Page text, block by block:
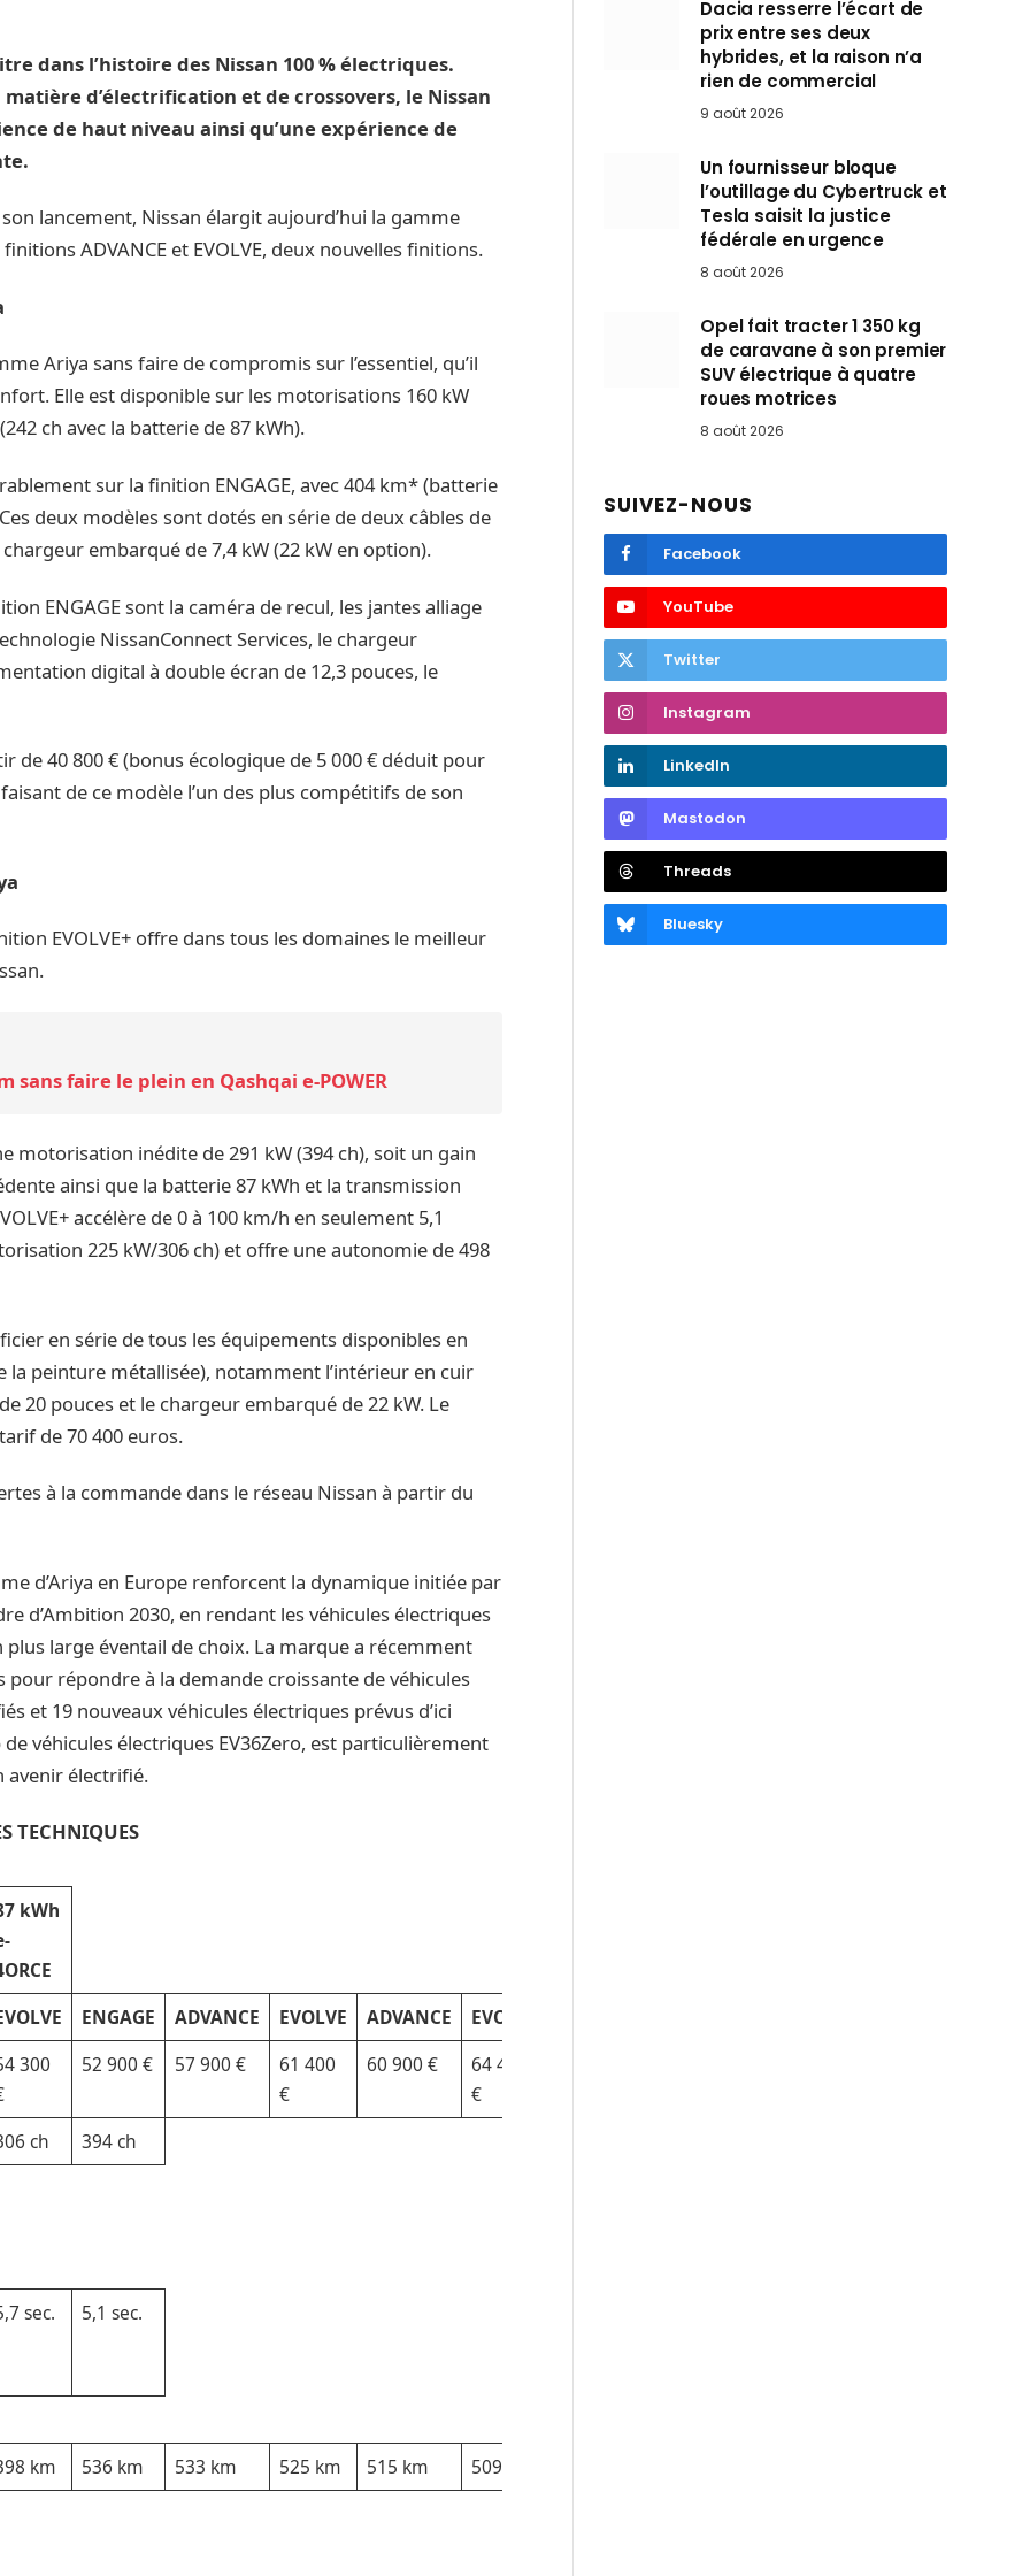
dans l’histoire des Nissan 100 % électriques.
d’électrification et de crossovers, le Nissan
de haut niveau ainsi qu’une expérience de
lancement, Nissan élargit aujourd’hui la gamme
ADVANCE et EVOLVE, deux nouvelles finitions.
Ariya sans faire de compromis sur l’essentiel, qu’il
Elle est disponible sur les motorisations 160 kW
ch avec la batterie de 87 kWh).
sur la finition ENGAGE, avec 404 km* (batterie
deux modèles sont dotés en série de deux câbles de
embarqué de 7,4 kW (22 kW en option).
ENGAGE sont la caméra de recul, les jantes alliage
NissanConnect Services, le chargeur
digital à double écran de 12,3 pouces, le
de 40 800 € (bonus écologique de 5 000 € déduit pour
de ce modèle l’un des plus compétitifs de son
EVOLVE+ offre dans tous les domaines le meilleur
sans faire le plein en Qashqai e-POWER
motorisation inédite de 291 kW (394 ch), soit un gain
ainsi que la batterie 87 kWh et la transmission
accélère de 0 à 100 km/h en seulement 5,1
225 kW/306 ch) et offre une autonomie de 498
en série de tous les équipements disponibles en
la peinture métallisée), notamment l’intérieur en cuir
20 pouces et le chargeur embarqué de 22 kW. Le
de 70 400 euros.
à la commande dans le réseau Nissan à partir du
d’Ariya en Europe renforcent la dynamique initiée par
d’Ambition 2030, en rendant les véhicules électriques
large éventail de choix. La marque a récemment
pour répondre à la demande croissante de véhicules
et 19 nouveaux véhicules électriques prévus d’ici
de véhicules électriques EV36Zero, est particulièrement
avenir électrifié.
TECHNIQUES
kWh
ENGAGE ADVANCE EVOLVE ADVANCE EVOLVE
300
52 900 € 57 900 €
61 400
€
60 900 €
64 400
€
ch 394 ch
sec. 5,1 sec.
km 536 km 533 km 525 km 515 km 509 km
Dacia resserre l’écart de
prix entre ses deux
hybrides, et la raison n’a
rien de commercial
9 août 2026
Un fournisseur bloque
l’outillage du Cybertruck et
Tesla saisit la justice
fédérale en urgence
8 août 2026
Opel fait tracter 1 350 kg
de caravane à son premier
SUV électrique à quatre
roues motrices
8 août 2026
SUIVEZ-NOUS
Facebook
YouTube
Twitter
Instagram
LinkedIn
Mastodon
Threads
Bluesky